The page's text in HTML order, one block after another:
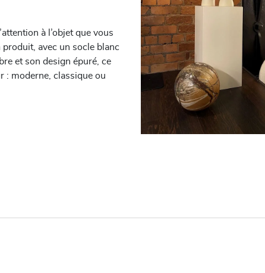
à l’objet que vous
avec un socle blanc
et son design épuré, ce
: moderne, classique ou
un revêtement acrylique
votre socle que votre sol.